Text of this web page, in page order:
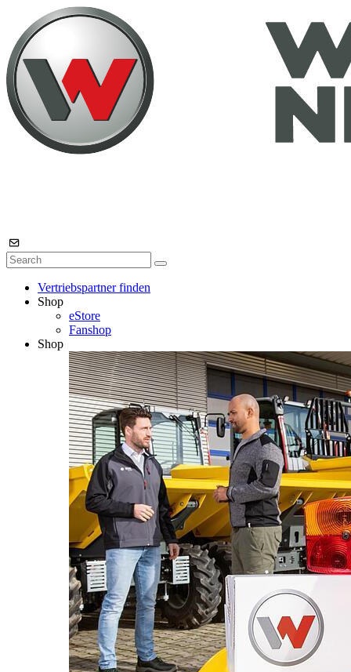
Vertriebspartner finden
Shop
eStore
Fanshop
Shop